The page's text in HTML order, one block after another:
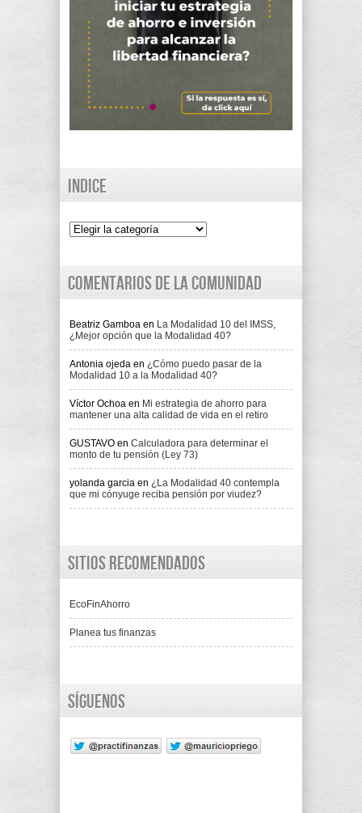
Indice
Indice
Comentarios de la comunidad
Beatriz Gamboa en La Modalidad 10 del IMSS,
¿Mejor opción que la Modalidad 40?
Antonia ojeda en ¿Cómo puedo pasar de la
Modalidad 10 a la Modalidad 40?
Víctor Ochoa en Mi estrategia de ahorro para
mantener una alta calidad de vida en el retiro
GUSTAVO en Calculadora para determinar el
monto de tu pensión (Ley 73)
yolanda garcia en ¿La Modalidad 40 contempla
que mi cónyuge reciba pensión por viudez?
Sitios recomendados
EcoFinAhorro
Planea tus finanzas
Síguenos